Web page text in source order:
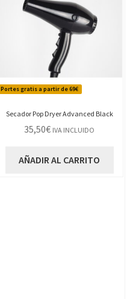
Portes gratis a partir de 69€
Secador Pop Dryer Advanced Black
35,50€ IVA INCLUIDO
AÑADIR AL CARRITO